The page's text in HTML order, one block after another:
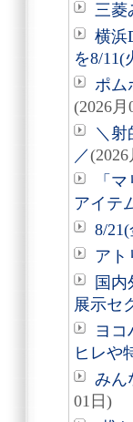
三菱
横浜
を8/11(
ポム
(2026
＼射
／
「
アイテ
8/
アト
国内
展示セ
ヨコ
ヒレや
みん
01日)